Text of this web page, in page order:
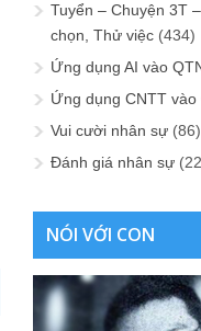
Tuyển – Chuyện 3T
chọn, Thử việc (434)
Ứng dụng AI vào
Ứng dụng CNTT vào
Vui cười nhân sự (86)
Đánh giá nhân sự
NÓI VỚI CON